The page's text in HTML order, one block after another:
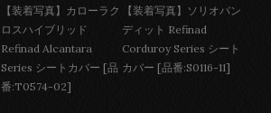
【装着写真】カローラク
ロスハイブリッド
Refinad Alcantara
Series シートカバー [品
番:T0574-02]
【装着写真】ソリオバン
ディット Refinad
Corduroy Series シート
カバー [品番:S0116-11]